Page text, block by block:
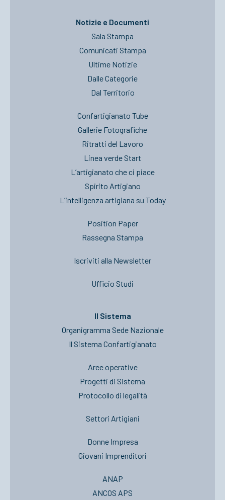
Notizie e Documenti
Sala Stampa
Comunicati Stampa
Ultime Notizie
Dalle Categorie
Dal Territorio
Confartigianato Tube
Gallerie Fotografiche
Ritratti del Lavoro
Linea verde Start
L’artigianato che ci piace
Spirito Artigiano
L’intelligenza artigiana su Today
Position Paper
Rassegna Stampa
Iscriviti alla Newsletter
Ufficio Studi
Il Sistema
Organigramma Sede Nazionale
Il Sistema Confartigianato
Aree operative
Progetti di Sistema
Protocollo di legalità
Settori Artigiani
Donne Impresa
Giovani Imprenditori
ANAP
ANCOS APS